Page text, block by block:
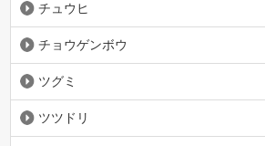
チュウヒ
チョウゲンボウ
ツグミ
ツツドリ